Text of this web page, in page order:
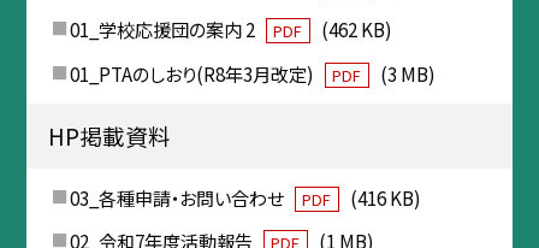
01_学校応援団の案内 2
PDF
(462 KB)
01_PTAのしおり(R8年3月改定)
PDF (3 MB)
HP掲載資料
03_各種申請・お問い合わせ PDF
(416 KB)
02_令和7年度活動報告
PDF (1 MB)